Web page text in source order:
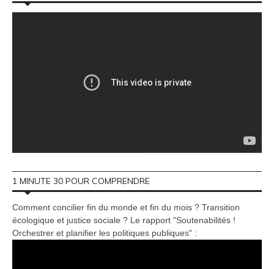
1 MINUTE 30 POUR COMPRENDRE
Comment concilier fin du monde et fin du mois ? Transition
écologique et justice sociale ? Le rapport "Soutenabilités !
Orchestrer et planifier les politiques publiques" :